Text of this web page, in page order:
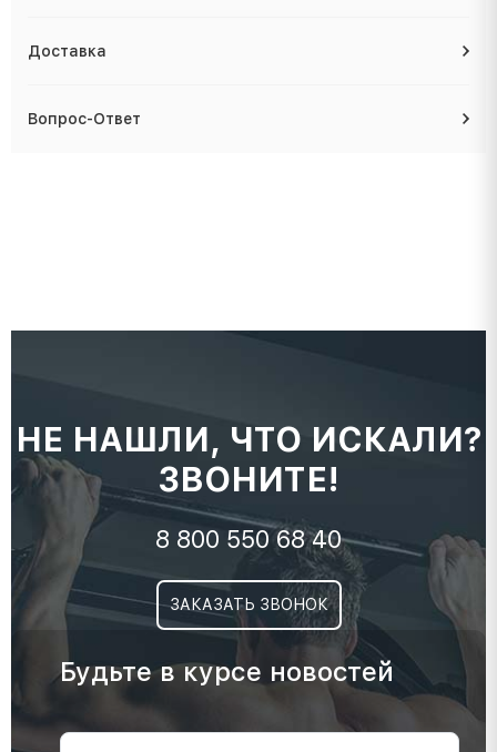
Доставка
Вопрос-Ответ
НЕ НАШЛИ, ЧТО ИСКАЛИ?
ЗВОНИТЕ!
8 800 550 68 40
ЗАКАЗАТЬ ЗВОНОК
Будьте в курсе новостей